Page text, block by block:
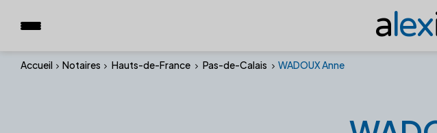
alex
Accueil Notaires Hauts-de-France Pas-de-Calais WADOUX Anne